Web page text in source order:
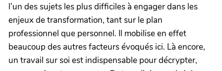
l’un des sujets les plus difficiles à engager dans les
enjeux de transformation, tant sur le plan
professionnel que personnel. Il mobilise en effet
beaucoup des autres facteurs évoqués ici. Là encore,
un travail sur soi est indispensable pour décrypter,